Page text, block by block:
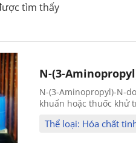
tìm thấy
N-(3-
N-(3-Aminopropyl)-N-
khuẩn hoặc thuốc khử
Thể loại: Hóa chất